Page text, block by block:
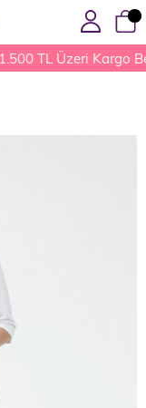
TL Üzeri Kargo